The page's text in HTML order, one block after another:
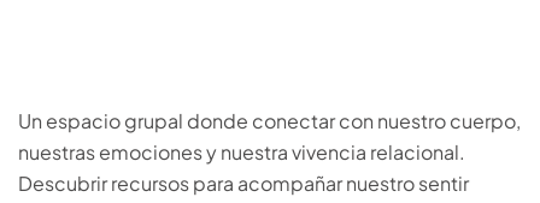
Un espacio grupal donde conectar con nuestro cuerpo,
nuestras emociones y nuestra vivencia relacional.
Descubrir recursos para acompañar nuestro sentir